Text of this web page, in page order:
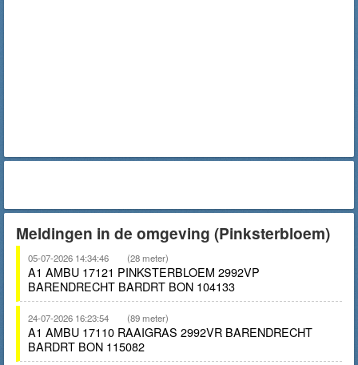
Meldingen in de omgeving (Pinksterbloem)
05-07-2026 14:34:46 (28 meter)
A1 AMBU 17121 PINKSTERBLOEM 2992VP
BARENDRECHT BARDRT BON 104133
24-07-2026 16:23:54 (89 meter)
A1 AMBU 17110 RAAIGRAS 2992VR BARENDRECHT
BARDRT BON 115082